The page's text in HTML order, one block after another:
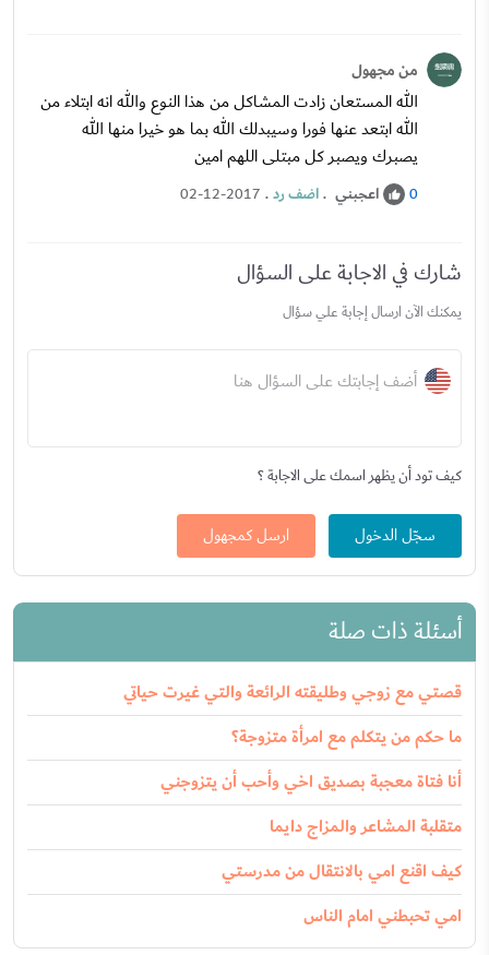
من مجهول
الله المستعان زادت المشاكل من هذا النوع والله انه ابتلاء من
الله ابتعد عنها فورا وسيبدلك الله بما هو خيرا منها الله
يصبرك ويصبر كل مبتلى اللهم امين
0 اعجبني .اضف رد.
02-12-2017
شارك في الاجابة على السؤال
يمكنك الآن ارسال إجابة علي سؤال
أضف إجابتك على السؤال هنا
كيف تود أن يظهر اسمك على الاجابة ؟
سجّل الدخول ارسل كمجهول
أسئلة ذات صلة
قصتي مع زوجي وطليقته الرائعة والتي غيرت حياتي
ما حكم من يتكلم مع امرأة متزوجة؟
أنا فتاة معجبة بصديق اخي وأحب أن يتزوجني
متقلبة المشاعر والمزاج دايما
كيف اقنع امي بالانتقال من مدرستي
امي تحبطني امام الناس